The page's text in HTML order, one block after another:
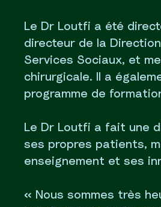
Le Dr Loutfi a été
directeur de la
Services Sociaux, et
chirurgicale. Il a
programme de
Le Dr Loutfi a fait une
ses propres patients,
enseignement et ses
« Nous sommes très